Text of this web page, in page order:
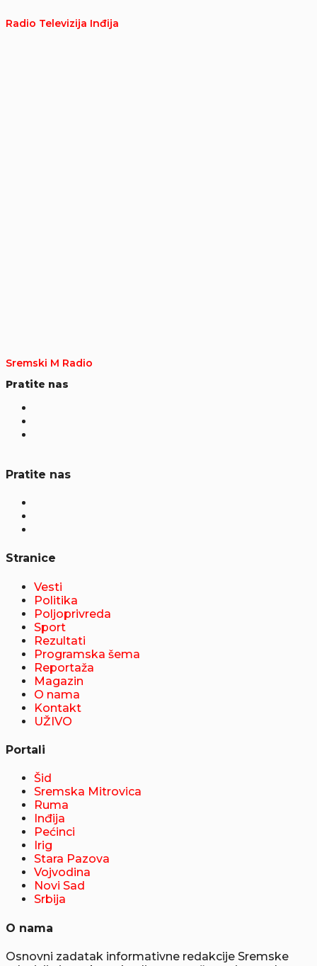
Radio Televizija Inđija
Sremski M Radio
Pratite nas
Pratite nas
Stranice
Vesti
Politika
Poljoprivreda
Sport
Rezultati
Programska šema
Reportaža
Magazin
O nama
Kontakt
UŽIVO
Portali
Šid
Sremska Mitrovica
Ruma
Inđija
Pećinci
Irig
Stara Pazova
Vojvodina
Novi Sad
Srbija
O nama
Osnovni zadatak informativne redakcije Sremske